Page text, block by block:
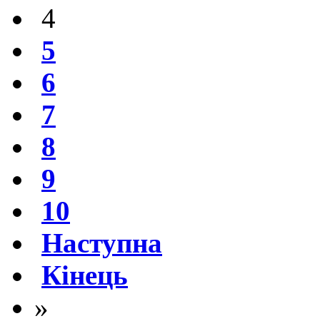
4
5
6
7
8
9
10
Наступна
Кінець
»